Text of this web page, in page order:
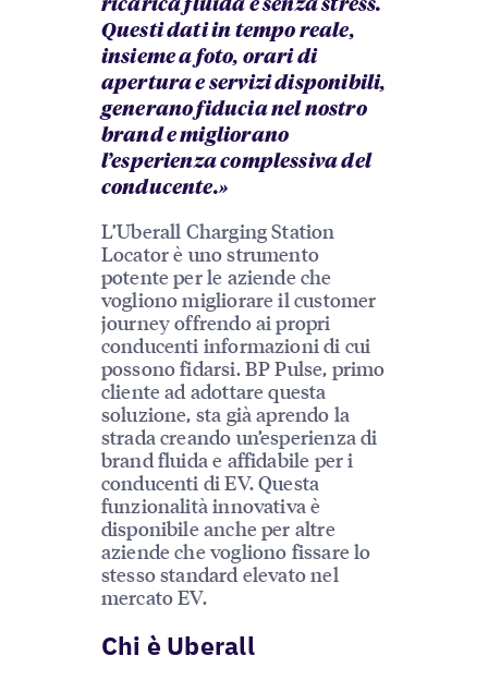
ricarica fluida e senza stress.
Questi dati in tempo reale,
insieme a foto, orari di
apertura e servizi disponibili,
generano fiducia nel nostro
brand e migliorano
l’esperienza complessiva del
conducente.»
L’Uberall Charging Station
Locator è uno strumento
potente per le aziende che
vogliono migliorare il customer
journey offrendo ai propri
conducenti informazioni di cui
possono fidarsi. BP Pulse, primo
cliente ad adottare questa
soluzione, sta già aprendo la
strada creando un’esperienza di
brand fluida e affidabile per i
conducenti di EV. Questa
funzionalità innovativa è
disponibile anche per altre
aziende che vogliono fissare lo
stesso standard elevato nel
mercato EV.
Chi è Uberall